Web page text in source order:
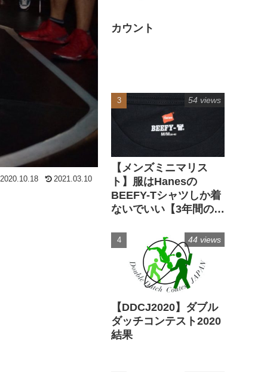
2020.10.18 2021.03.10
カウント
【メンズミニマリス
ト】服はHanesの
BEEFY-Tシャツしか着
ないでいい【3年間の実
54 views
【DDCJ2020】ダブル
ダッチコンテスト2020
結果
44 views